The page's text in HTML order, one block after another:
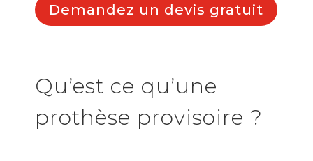
Demandez un devis gratuit
Qu’est ce qu’une
prothèse provisoire ?